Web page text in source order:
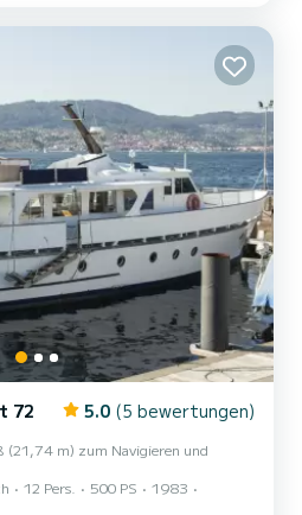
belaufen sich auf ca. 200€/Tag.
72 5.0 (5 bewertungen)
(21,74 m) zum Navigieren und
12 Pers. 500 PS
1983